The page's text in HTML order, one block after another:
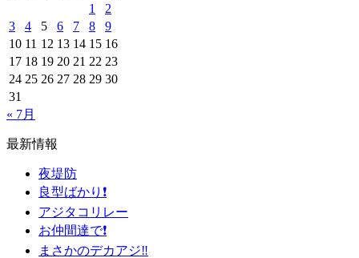
1
2
3
4 5 6 7 8
9
10 11 12 13 14 15 16
17 18 19 20 21 22 23
24 25 26 27 28 29 30
31
« 7月
最新情報
夜堤防
良型ばかり❗️
アジタコリレー
お仲間達で❗️
まさかのデカアジ‼️